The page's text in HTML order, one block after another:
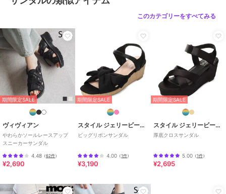
このカテゴリーをすべてみる
期間限定SALE
ヴィヴィアン
やわらかソールレースアップ
スニーカーサンダル
4.48 （62件）
¥2,690
期間限定SALE
スタイル ジェリービーンズ
ビッグリボンサンダル
4.00 （1件）
¥3,190
期間限定SALE
スタイル ジェリービーンズ
厚底クロスサンダル
5.00（1件）
¥2,695